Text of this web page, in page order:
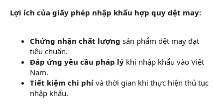
Lợi ích của giấy phép nhập khẩu hợp quy dệt may:
Chứng nhận chất lượng sản phẩm dệt may đạt
tiêu chuẩn.
Đáp ứng yêu cầu pháp lý khi nhập khẩu vào Việt
Nam.
Tiết kiệm chi phí và thời gian khi thực hiện thủ tục
nhập khẩu.